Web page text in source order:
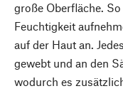
große Oberfläche.
Feuchtigkeit
auf der Haut an.
gewebt und an den
wodurch es